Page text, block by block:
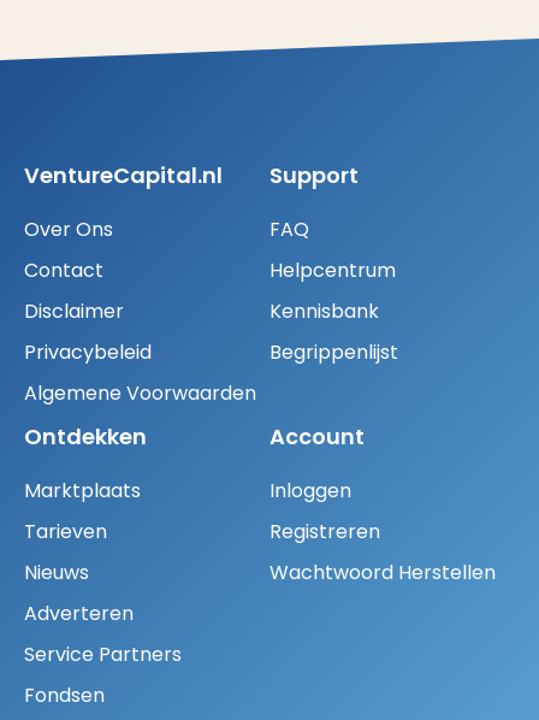
VentureCapital.nl
Over Ons
Contact
Disclaimer
Privacybeleid
Algemene Voorwaarden
Support
FAQ
Helpcentrum
Kennisbank
Begrippenlijst
Ontdekken
Marktplaats
Tarieven
Nieuws
Adverteren
Service Partners
Fondsen
Account
Inloggen
Registreren
Wachtwoord Herstellen